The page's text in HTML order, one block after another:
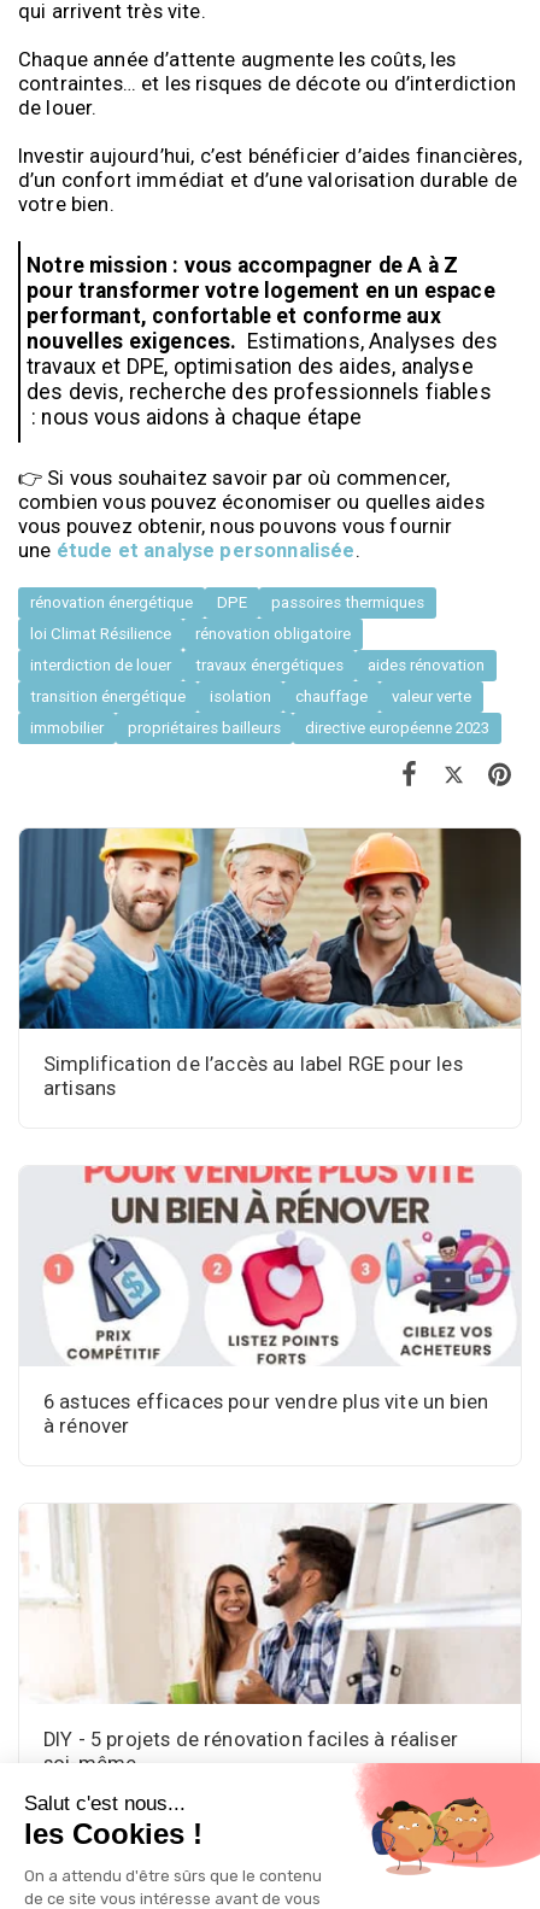
qui arrivent très vite.
Chaque année d’attente augmente les coûts, les
contraintes… et les risques de décote ou d’interdiction
de louer.
Investir aujourd’hui, c’est bénéficier d’aides financières,
d’un confort immédiat et d’une valorisation durable de
votre bien.
Notre mission : vous accompagner de A à Z
pour transformer votre logement en un espace
performant, confortable et conforme aux
nouvelles exigences. Estimations, Analyses des
travaux et DPE, optimisation des aides, analyse
des devis, recherche des professionnels fiables
: nous vous aidons à chaque étape
👉 Si vous souhaitez savoir par où commencer,
combien vous pouvez économiser ou quelles aides
vous pouvez obtenir, nous pouvons vous fournir
une étude et analyse personnalisée.
rénovation énergétique DPE
passoires thermiques
loi Climat Résilience
rénovation obligatoire
interdiction de louer
travaux énergétiques
aides rénovation
transition énergétique
isolation chauffage
valeur verte
immobilier
propriétaires bailleurs directive européenne 2023
Simplification de l’accès au label RGE pour les
artisans
6 astuces efficaces pour vendre plus vite un bien
à rénover
DIY - 5 projets de rénovation faciles à réaliser
soi-même